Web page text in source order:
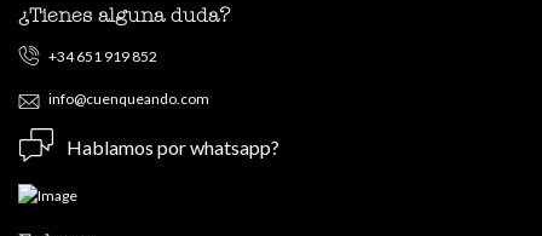
¿Tienes alguna duda?
+34 651 919 852
info@cuenqueando.com
Hablamos por whatsapp?